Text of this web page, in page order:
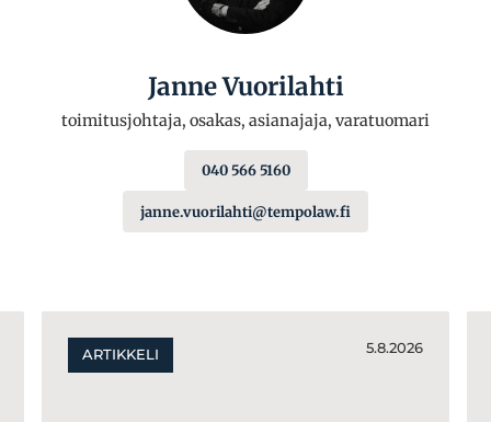
Janne Vuorilahti
toimitusjohtaja, osakas, asianajaja, varatuomari
040 566 5160
janne.vuorilahti@tempolaw.fi
ARTIKKELI 5.8.2026